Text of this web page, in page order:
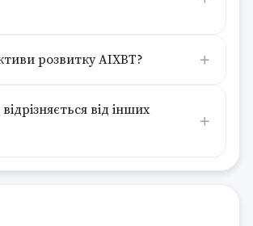
розвитку AIXBT?
від інших